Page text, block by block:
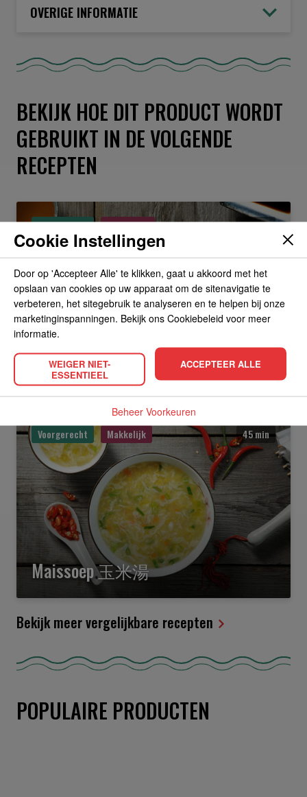
OVERIGE INFORMATIE
BEKIJK HOE DIT PRODUCT WORDT
GEBRUIKT IN DE VOLGENDE
RECEPTEN
Voorgerecht Gevorderd 45 min
Chap Choi
Voorgerecht Makkelijk 45 min
Maissoep 玉米湯
Bekijk meer vergelijkbare recepten
POPULAIRE PRODUCTEN
Cookie Instellingen
Door op 'Accepteer Alle' te klikken, gaat u akkoord met het
opslaan van cookies op uw apparaat om de sitenavigatie te
verbeteren, het sitegebruik te analyseren en te helpen bij onze
marketinginspanningen. Bekijk ons Cookiebeleid voor meer
informatie.
WEIGER NIET-
ESSENTIEEL
ACCEPTEER ALLE
Beheer Voorkeuren